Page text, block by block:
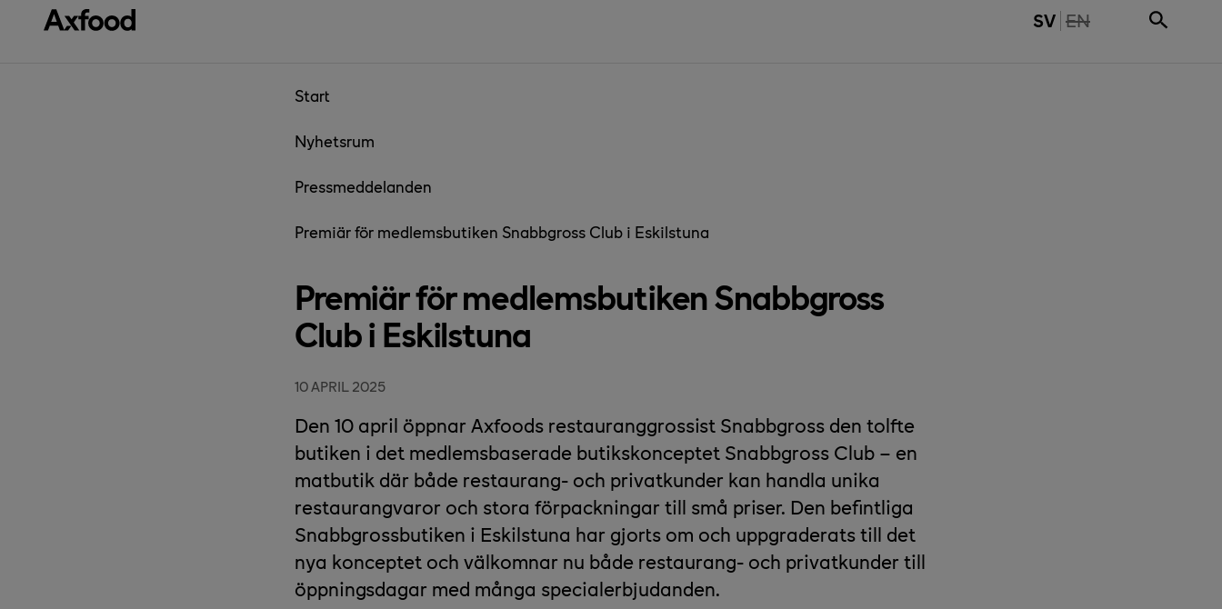
Gå direkt till innehåll SV THE PAGE IS NOT
EN
Start
Nyhetsrum
Pressmeddelanden
Premiär för medlemsbutiken Snabbgross Club i Eskilstuna
Premiär för medlemsbutiken Snabbgross
Club i Eskilstuna
10 APRIL 2025
Den 10 april öppnar Axfoods restauranggrossist Snabbgross den tolfte
butiken i det medlemsbaserade butikskonceptet Snabbgross Club – en
matbutik där både restaurang- och privatkunder kan handla unika
restaurangvaror och stora förpackningar till små priser. Den befintliga
Snabbgrossbutiken i Eskilstuna har gjorts om och uppgraderats till det
nya konceptet och välkomnar nu både restaurang- och privatkunder till
öppningsdagar med många specialerbjudanden.